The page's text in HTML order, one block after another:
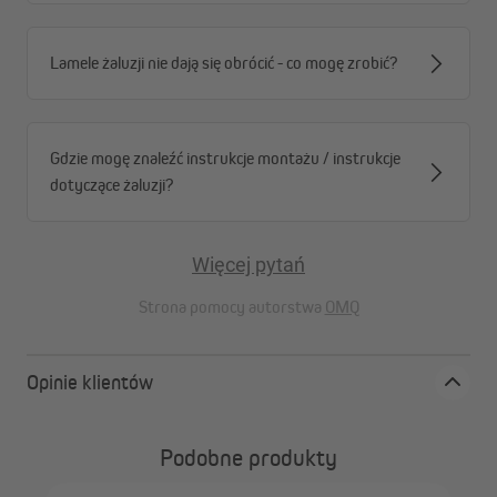
Zgubiłeś drobny element? Żaden problem!
mieszkaniu i zauważasz brak zaślepki listwy końcowej? To
Lamele żaluzji nie dają się obrócić - co mogę zrobić?
Gdzie mogę znaleźć instrukcje montażu / instrukcje
dotyczące żaluzji?
Więcej pytań
Strona pomocy autorstwa OMQ
Opinie klientów
Podobne produkty